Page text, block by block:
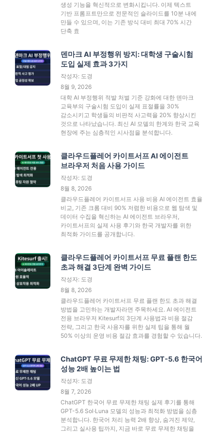
생성 기능을 혁신적으로 변화시킵니다. 이제 텍스트
기반 프롬프트만으로 전문적인 슬라이드를 10분 내에
만들 수 있으며, 이는 기존 방식 대비 최대 70% 시간
단축 효
덴마크 AI 부정행위 방지: 대학생 구술시험
도입 실제 효과 3가지
작성자: 도경
8월 9, 2026
대학 AI 부정행위 적발 처벌 기준 강화에 대한 덴마크
교육부의 구술시험 도입이 실제 표절률을 30%
감소시키고 학생들의 비판적 사고력을 20% 향상시킨
것으로 나타났습니다. 최신 AI 모델의 한계와 한국 교육
현장에 주는 심층적인 시사점을 분석합니다.
클라우드플레어 카이트서프 AI 에이전트
브라우저 처음 사용 가이드
작성자: 도경
8월 8, 2026
클라우드플레어 카이트서프 사용 비용 AI 에이전트 효율
비교, 기존 크롬 대비 90% 저렴한 비용으로 웹 탐색 및
데이터 수집을 혁신하는 AI 에이전트 브라우저,
카이트서프의 실제 사용 후기와 한국 개발자를 위한
최적화 가이드를 공개합니다.
클라우드플레어 카이트서프 무료 플랜 한도
초과 해결 3단계 완벽 가이드
작성자: 도경
8월 8, 2026
클라우드플레어 카이트서프 무료 플랜 한도 초과 해결
방법을 고민하는 개발자라면 주목하세요. AI 에이전트
전용 브라우저 Kitesurf의 3단계 사용법과 비용 절감
전략, 그리고 한국 사용자를 위한 실제 팁을 통해 월
50% 이상의 운영 비용 절감 효과를 경험할 수 있습니다.
ChatGPT 무료 무제한 채팅: GPT-5.6 한국어
성능 2배 높이는 법
작성자: 도경
8월 7, 2026
ChatGPT 한국어 무료 무제한 채팅 실제 후기를 통해
GPT-5.6 Sol·Luna 모델의 성능과 최적화 방법을 심층
분석합니다. 한국어 처리 능력 2배 향상, 숨겨진 제약,
그리고 실사용 팁까지, 지금 바로 무료 무제한 채팅을